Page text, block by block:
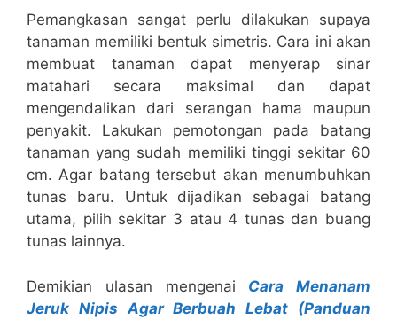
Pemangkasan sangat perlu dilakukan supaya
tanaman memiliki bentuk simetris. Cara ini akan
membuat tanaman dapat menyerap sinar
matahari secara maksimal dan dapat
mengendalikan dari serangan hama maupun
penyakit. Lakukan pemotongan pada batang
tanaman yang sudah memiliki tinggi sekitar 60
cm. Agar batang tersebut akan menumbuhkan
tunas baru. Untuk dijadikan sebagai batang
utama, pilih sekitar 3 atau 4 tunas dan buang
tunas lainnya.
Demikian ulasan mengenai Cara Menanam
Jeruk Nipis Agar Berbuah Lebat (Panduan